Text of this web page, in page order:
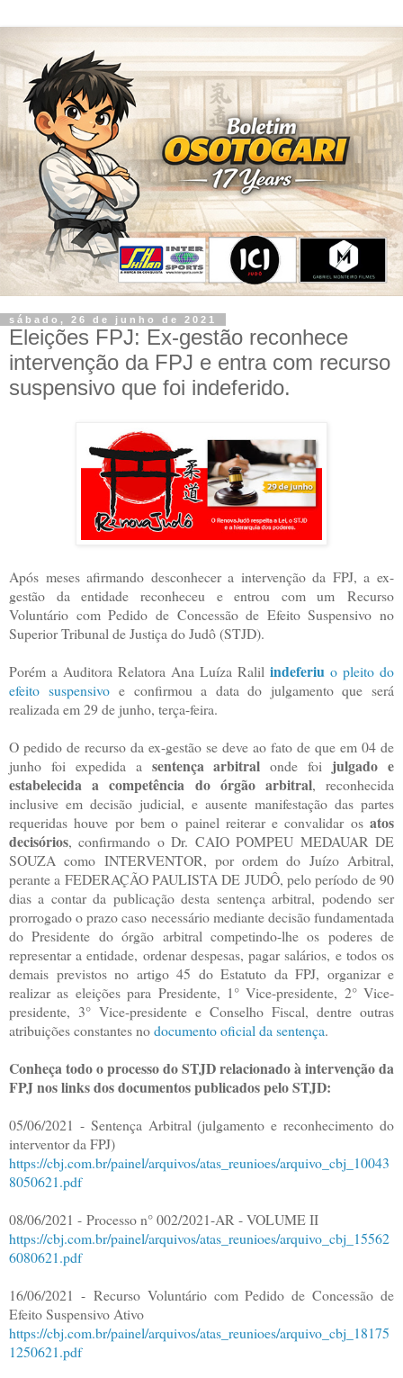
sábado, 26 de junho de 2021
Eleições FPJ: Ex-gestão reconhece
intervenção da FPJ e entra com recurso
suspensivo que foi indeferido.
Após meses afirmando desconhecer a intervenção da FPJ, a ex-
gestão da entidade reconheceu e entrou com um Recurso
Voluntário com Pedido de Concessão de Efeito Suspensivo no
Superior Tribunal de Justiça do Judô (STJD).
Porém a Auditora Relatora Ana Luíza Ralil indeferiu o pleito do
efeito suspensivoe confirmou a data do julgamento que será
realizada em 29 de junho, terça-feira.
O pedido de recurso da ex-gestão se deve ao fato de que em 04 de
junho foi expedida a sentença arbitralonde foi julgado e
estabelecida a competência do órgão arbitral, reconhecida
inclusive em decisão judicial, e ausente manifestação das partes
requeridas houve por bem o painel reiterar e convalidar os atos
decisórios, confirmando o Dr. CAIO POMPEU MEDAUAR DE
SOUZA como INTERVENTOR, por ordem do Juízo Arbitral,
perante a FEDERAÇÃO PAULISTA DE JUDÔ, pelo período de 90
dias a contar da publicação desta sentença arbitral, podendo ser
prorrogado o prazo caso necessário mediante decisão fundamentada
do Presidente do órgão arbitral competindo-lhe os poderes de
representar a entidade, ordenar despesas, pagar salários, e todos os
demais previstos no artigo 45 do Estatuto da FPJ, organizar e
realizar as eleições para Presidente, 1° Vice-presidente, 2° Vice-
presidente, 3° Vice-presidente e Conselho Fiscal, dentre outras
atribuições constantes nodocumento oficial da sentença.
Conheça todo o processo do STJD relacionado à intervenção da
FPJ nos links dos documentos publicados pelo STJD:
05/06/2021 - Sentença Arbitral (julgamento e reconhecimento do
interventor da FPJ)
https://cbj.com.br/painel/arquivos/atas_reunioes/arquivo_cbj_10043
8050621.pdf
08/06/2021 - Processo n° 002/2021-AR - VOLUME II
https://cbj.com.br/painel/arquivos/atas_reunioes/arquivo_cbj_15562
6080621.pdf
16/06/2021 - Recurso Voluntário com Pedido de Concessão de
Efeito Suspensivo Ativo
https://cbj.com.br/painel/arquivos/atas_reunioes/arquivo_cbj_18175
1250621.pdf